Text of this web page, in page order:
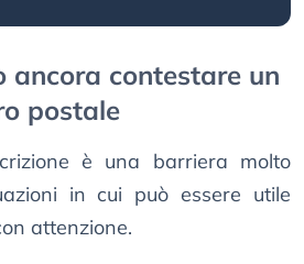
ancora contestare un
postale
è una barriera molto
in cui può essere utile
attenzione.